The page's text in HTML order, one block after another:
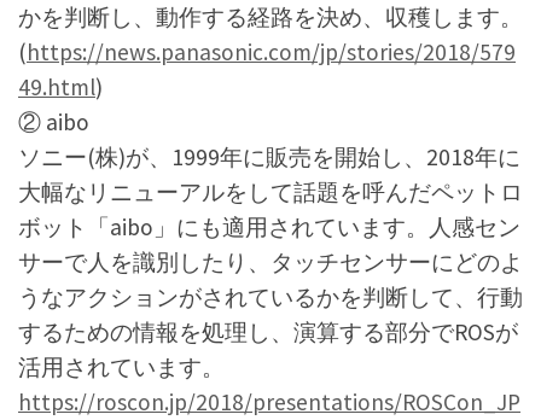
かを判断し、動作する経路を決め、収穫します。
(https://news.panasonic.com/jp/stories/2018/579
49.html)
② aibo
ソニー(株)が、1999年に販売を開始し、2018年に
大幅なリニューアルをして話題を呼んだペットロ
ボット「aibo」にも適用されています。人感セン
サーで人を識別したり、タッチセンサーにどのよ
うなアクションがされているかを判断して、行動
するための情報を処理し、演算する部分でROSが
活用されています。
https://roscon.jp/2018/presentations/ROSCon_JP